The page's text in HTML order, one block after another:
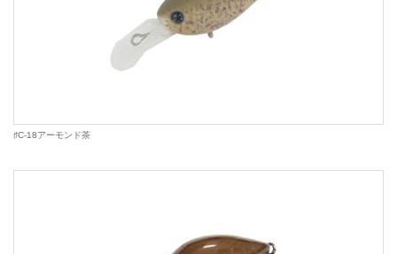
♯C-18アーモンド茶